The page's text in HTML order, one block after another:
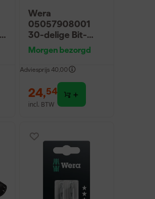
Wera
05057908001
30-delige Bit-
Check 30
Universal 1 Bitset -
Torx
Morgen bezorgd
Adviesprijs 40,00
24,54
incl. BTW